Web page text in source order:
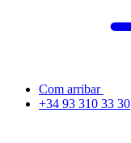
Com arribar
+34 93 310 33 30